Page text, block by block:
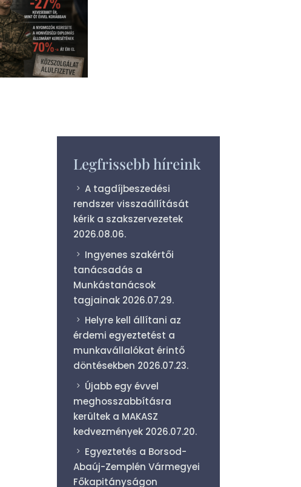
Legfrissebb híreink
A tagdíjbeszedési
rendszer visszaállítását
kérik a szakszervezetek
2026.08.06.
Ingyenes szakértői
tanácsadás a
Munkástanácsok
tagjainak 2026.07.29.
Helyre kell állítani az
érdemi egyeztetést a
munkavállalókat érintő
döntésekben 2026.07.23.
Újabb egy évvel
meghosszabbításra
kerültek a MAKASZ
kedvezmények 2026.07.20.
Egyeztetés a Borsod-
Abaúj-Zemplén Vármegyei
Főkapitányságon